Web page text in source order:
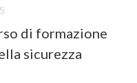
di formazione
sicurezza